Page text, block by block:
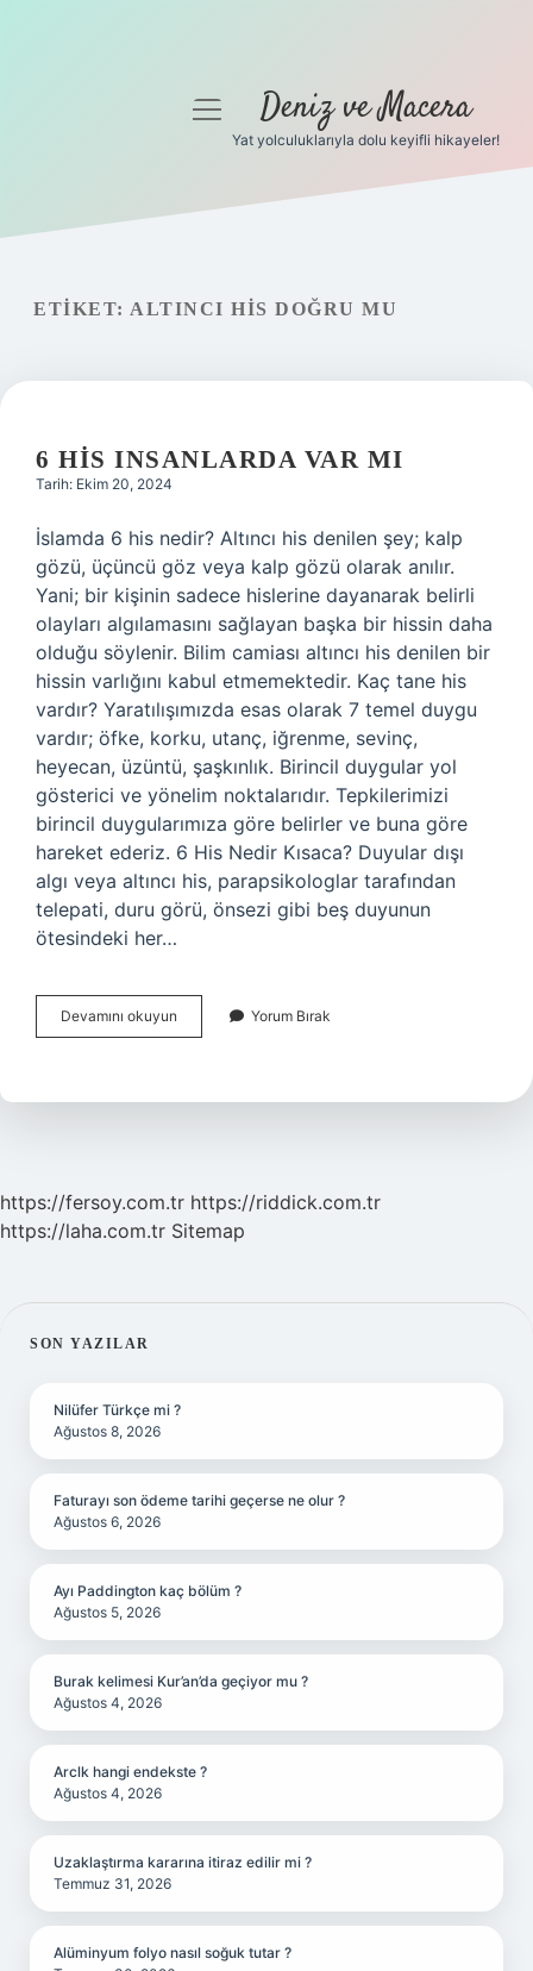
Gizlilik Politikası
menüyüDeniz ve Macera
Yat yolculuklarıyla dolu keyifli hikayeler!
ETIKET: ALTINCI HIS DOĞRU MU
6 HIS INSANLARDA VAR MI
Tarih: Ekim 20, 2024
İslamda 6 his nedir? Altıncı his denilen şey; kalp
gözü, üçüncü göz veya kalp gözü olarak anılır.
Yani; bir kişinin sadece hislerine dayanarak belirli
olayları algılamasını sağlayan başka bir hissin daha
olduğu söylenir. Bilim camiası altıncı his denilen bir
hissin varlığını kabul etmemektedir. Kaç tane his
vardır? Yaratılışımızda esas olarak 7 temel duygu
vardır; öfke, korku, utanç, iğrenme, sevinç,
heyecan, üzüntü, şaşkınlık. Birincil duygular yol
gösterici ve yönelim noktalarıdır. Tepkilerimizi
birincil duygularımıza göre belirler ve buna göre
hareket ederiz. 6 His Nedir Kısaca? Duyular dışı
algı veya altıncı his, parapsikologlar tarafından
telepati, duru görü, önsezi gibi beş duyunun
ötesindeki her…
Devamını okuyun
His
Mı
Yorum Bırak
https://fersoy.com.tr https://riddick.com.tr
https://laha.com.tr Sitemap
SIDEBAR
SON YAZILAR
Nilüfer Türkçe mi ?
Ağustos 8, 2026
Faturayı son ödeme tarihi geçerse ne olur ?
Ağustos 6, 2026
Ayı Paddington kaç bölüm ?
Ağustos 5, 2026
Burak kelimesi Kur’an’da geçiyor mu ?
Ağustos 4, 2026
Arclk hangi endekste ?
Ağustos 4, 2026
Uzaklaştırma kararına itiraz edilir mi ?
Temmuz 31, 2026
Alüminyum folyo nasıl soğuk tutar ?